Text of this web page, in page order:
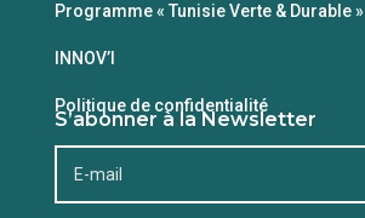
Programme « Tunisie Verte & Durable »
INNOV’I
Politique de confidentialité
S’abonner à la Newsletter